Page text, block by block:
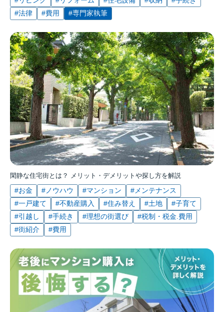
#法律
#費用 #専門家執筆
閑静な住宅街とは？ メリット・デメリットや探し方を解説
#お金 #ノウハウ #マンション
#メンテナンス
#一戸建て
#不動産購入 #住み替え #土地
#子育て
#引越し
#手続き #理想の街選び
#税制・税金.費用
#街紹介
#費用